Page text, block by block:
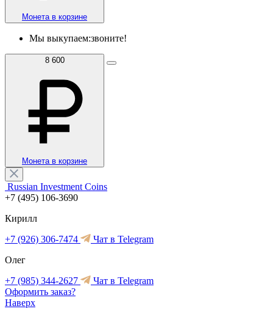
Монета в корзине
Мы выкупаем:звоните!
8 600
Монета в корзине
Russian Investment Coins
+7 (495) 106-3690
Кирилл
+7 (926) 306-7474
Чат в Telegram
Олег
+7 (985) 344-2627
Чат в Telegram
Оформить заказ?
Наверх